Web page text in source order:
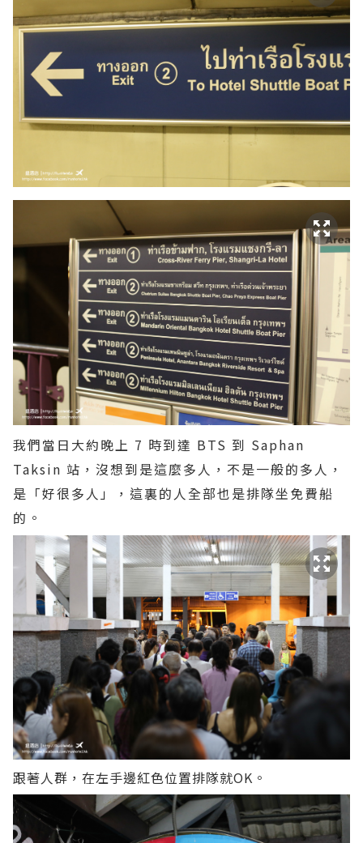
我們當日大約晚上 7 時到達 BTS 到 Saphan
Taksin 站，沒想到是這麼多人，不是一般的多人，
是「好很多人」，這裏的人全部也是排隊坐免費船
的。
跟著人群，在左手邊紅色位置排隊就OK。